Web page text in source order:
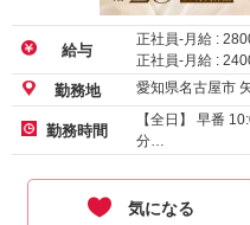
給与
正社員-月給 :
正社員-月給 :
勤務地 愛知県名古屋市
勤務時間
【全日】 早番
分…
気になる